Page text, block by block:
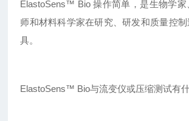
ElastoSens™ Bio 操作简单，是生物学
师和材料科学家在研究、研发和质量控
具。
ElastoSens™ Bio与流变仪或压缩测试有